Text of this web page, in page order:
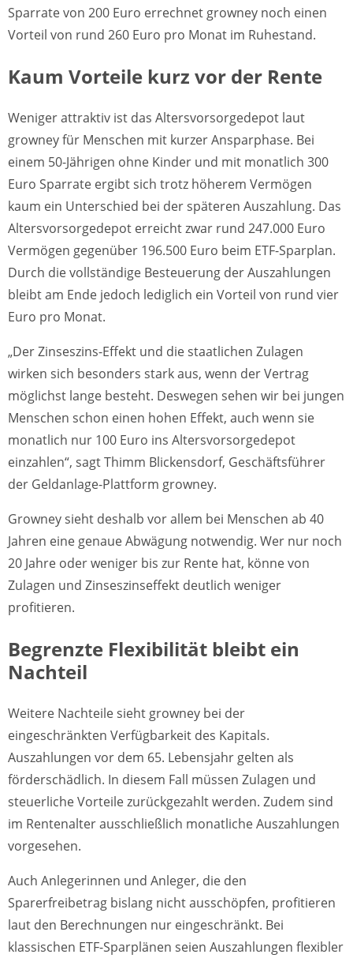
Sparrate von 200 Euro errechnet growney noch einen
Vorteil von rund 260 Euro pro Monat im Ruhestand.
Kaum Vorteile kurz vor der Rente
Weniger attraktiv ist das Altersvorsorgedepot laut
growney für Menschen mit kurzer Ansparphase. Bei
einem 50-Jährigen ohne Kinder und mit monatlich 300
Euro Sparrate ergibt sich trotz höherem Vermögen
kaum ein Unterschied bei der späteren Auszahlung. Das
Altersvorsorgedepot erreicht zwar rund 247.000 Euro
Vermögen gegenüber 196.500 Euro beim ETF-Sparplan.
Durch die vollständige Besteuerung der Auszahlungen
bleibt am Ende jedoch lediglich ein Vorteil von rund vier
Euro pro Monat.
„Der Zinseszins-Effekt und die staatlichen Zulagen
wirken sich besonders stark aus, wenn der Vertrag
möglichst lange besteht. Deswegen sehen wir bei jungen
Menschen schon einen hohen Effekt, auch wenn sie
monatlich nur 100 Euro ins Altersvorsorgedepot
einzahlen“, sagt Thimm Blickensdorf, Geschäftsführer
der Geldanlage-Plattform growney.
Growney sieht deshalb vor allem bei Menschen ab 40
Jahren eine genaue Abwägung notwendig. Wer nur noch
20 Jahre oder weniger bis zur Rente hat, könne von
Zulagen und Zinseszinseffekt deutlich weniger
profitieren.
Begrenzte Flexibilität bleibt ein
Nachteil
Weitere Nachteile sieht growney bei der
eingeschränkten Verfügbarkeit des Kapitals.
Auszahlungen vor dem 65. Lebensjahr gelten als
förderschädlich. In diesem Fall müssen Zulagen und
steuerliche Vorteile zurückgezahlt werden. Zudem sind
im Rentenalter ausschließlich monatliche Auszahlungen
vorgesehen.
Auch Anlegerinnen und Anleger, die den
Sparerfreibetrag bislang nicht ausschöpfen, profitieren
laut den Berechnungen nur eingeschränkt. Bei
klassischen ETF-Sparplänen seien Auszahlungen flexibler